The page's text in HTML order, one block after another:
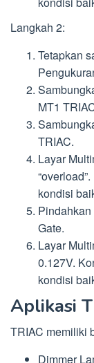
Langkah 2:
Tetapkan
MT1
TRIAC.
Layar
kondisi
Pindahkan
Gate.
Layar
0.127V.
kondisi
Aplikasi
TRIAC memiliki
Dimmer